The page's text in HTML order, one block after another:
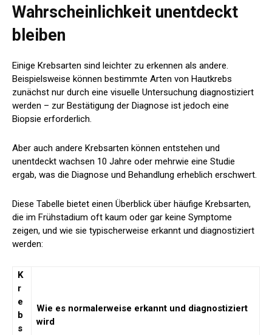
Wahrscheinlichkeit unentdeckt
bleiben
Einige Krebsarten sind leichter zu erkennen als andere.
Beispielsweise können bestimmte Arten von Hautkrebs
zunächst nur durch eine visuelle Untersuchung diagnostiziert
werden – zur Bestätigung der Diagnose ist jedoch eine
Biopsie erforderlich.
Aber auch andere Krebsarten können entstehen und
unentdeckt wachsen 10 Jahre oder mehrwie eine Studie
ergab, was die Diagnose und Behandlung erheblich erschwert.
Diese Tabelle bietet einen Überblick über häufige Krebsarten,
die im Frühstadium oft kaum oder gar keine Symptome
zeigen, und wie sie typischerweise erkannt und diagnostiziert
werden:
K
r
e
b
s
Wie es normalerweise erkannt und diagnostiziert
wird